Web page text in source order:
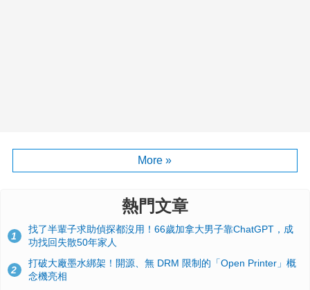
More »
熱門文章
1
找了半輩子求助偵探都沒用！66歲加拿大男子靠ChatGPT，成
功找回失散50年家人
2
打破大廠墨水綁架！開源、無 DRM 限制的「Open Printer」概
念機亮相